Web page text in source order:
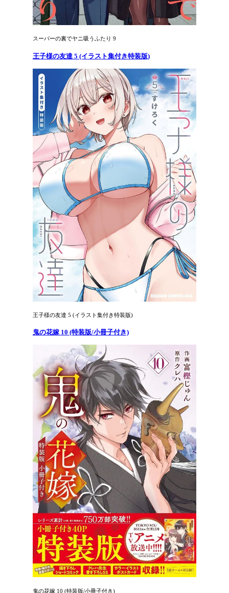
スーパーの裏でヤニ吸うふたり 9
王子様の友達 5 (イラスト集付き特装版)
王子様の友達 5 (イラスト集付き特装版)
鬼の花嫁 10 (特装版/小冊子付き)
鬼の花嫁 10 (特装版/小冊子付き)